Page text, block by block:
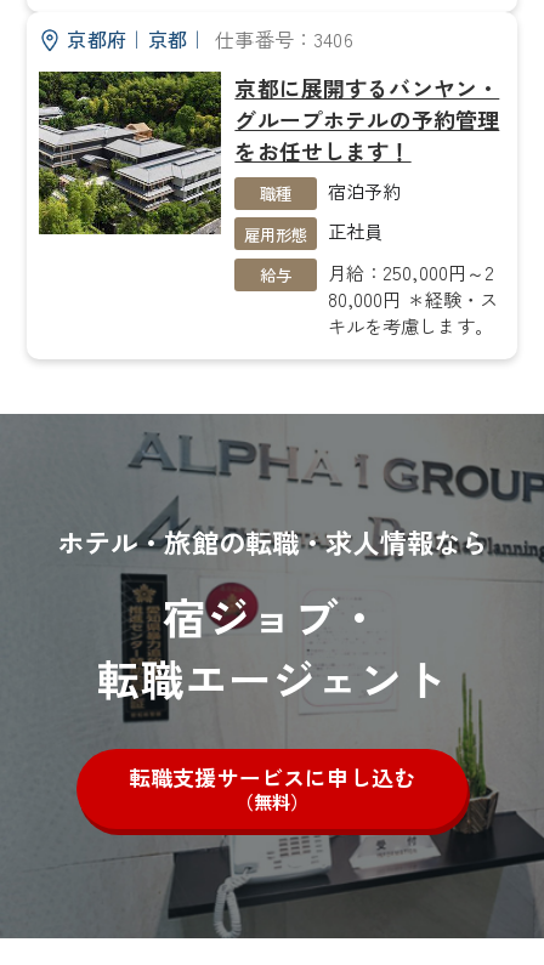
京都府｜ 京都 ｜ 仕事番号：3406
京都に展開するバンヤン・
グループホテルの予約管理
をお任せします！
職種 宿泊予約
雇用形態 正社員
給与
月給：250,000円～2
80,000円 ＊経験・ス
キルを考慮します。
ホテル・旅館の転職・求人情報なら
宿ジョブ・
転職エージェント
転職支援サービスに申し込む
（無料）